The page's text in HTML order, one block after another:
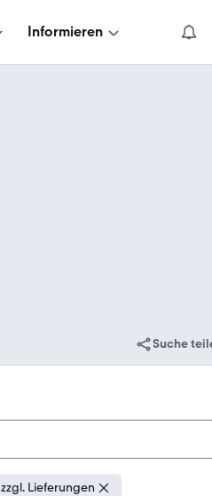
Informieren
Suche
zzgl. Lieferungen